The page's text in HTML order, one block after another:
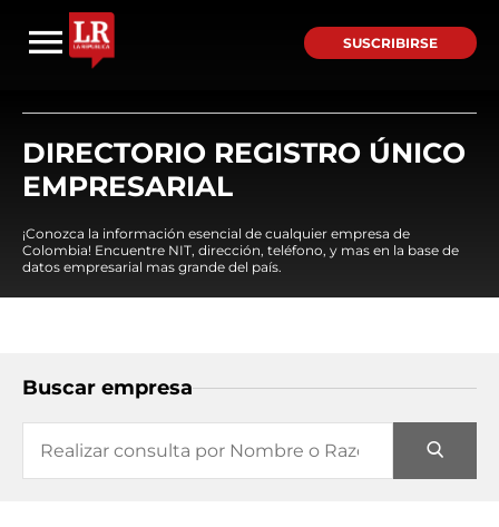
SUSCRIBIRSE
DIRECTORIO REGISTRO ÚNICO
EMPRESARIAL
¡Conozca la información esencial de cualquier empresa de
Colombia! Encuentre NIT, dirección, teléfono, y mas en la base de
datos empresarial mas grande del país.
Buscar empresa